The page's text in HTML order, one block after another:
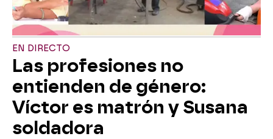
EN DIRECTO
Las profesiones no
entienden de género:
Víctor es matrón y Susana
soldadora